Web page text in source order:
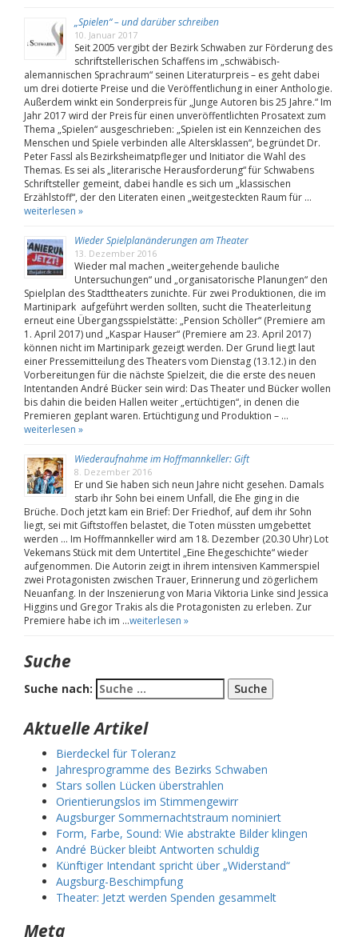
„Spielen“ – und darüber schreiben
10. Januar 2017
Seit 2005 vergibt der Bezirk Schwaben zur Förderung des
schriftstellerischen Schaffens im „schwäbisch-
alemannischen Sprachraum“ seinen Literaturpreis – es geht dabei
um drei dotierte Preise und die Veröffentlichung in einer Anthologie.
Außerdem winkt ein Sonderpreis für „Junge Autoren bis 25 Jahre.“ Im
Jahr 2017 wird der Preis für einen unveröffentlichten Prosatext zum
Thema „Spielen“ ausgeschrieben: „Spielen ist ein Kennzeichen des
Menschen und Spiele verbinden alle Altersklassen“, begründet Dr.
Peter Fassl als Bezirksheimatpfleger und Initiator die Wahl des
Themas. Es sei als „literarische Herausforderung“ für Schwabens
Schriftsteller gemeint, dabei handle es sich um „klassischen
Erzählstoff“, der den Literaten einen „weitgesteckten Raum für …
weiterlesen »
Wieder Spielplanänderungen am Theater
13. Dezember 2016
Wieder mal machen „weitergehende bauliche
Untersuchungen“ und „organisatorische Planungen“ den
Spielplan des Stadttheaters zunichte. Für zwei Produktionen, die im
Martinipark aufgeführt werden sollten, sucht die Theaterleitung
erneut eine Übergangsspielstätte: „Pension Schöller“ (Premiere am
1. April 2017) und „Kaspar Hauser“ (Premiere am 23. April 2017)
können nicht im Martinipark gezeigt werden. Der Grund liegt laut
einer Pressemitteilung des Theaters vom Dienstag (13.12.) in den
Vorbereitungen für die nächste Spielzeit, die die erste des neuen
Intentanden André Bücker sein wird: Das Theater und Bücker wollen
bis dahin die beiden Hallen weiter „ertüchtigen“, in denen die
Premieren geplant waren. Ertüchtigung und Produktion – …
weiterlesen »
Wiederaufnahme im Hoffmannkeller: Gift
8. Dezember 2016
Er und Sie haben sich neun Jahre nicht gesehen. Damals
starb ihr Sohn bei einem Unfall, die Ehe ging in die
Brüche. Doch jetzt kam ein Brief: Der Friedhof, auf dem ihr Sohn
liegt, sei mit Giftstoffen belastet, die Toten müssten umgebettet
werden … Im Hoffmannkeller wird am 18. Dezember (20.30 Uhr) Lot
Vekemans Stück mit dem Untertitel „Eine Ehegeschichte“ wieder
aufgenommen. Die Autorin zeigt in ihrem intensiven Kammerspiel
zwei Protagonisten zwischen Trauer, Erinnerung und zögerlichem
Neuanfang. In der Inszenierung von Maria Viktoria Linke sind Jessica
Higgins und Gregor Trakis als die Protagonisten zu erleben. Zur
Premiere habe ich im …weiterlesen »
Suche
Suche nach:
Aktuelle Artikel
Bierdeckel für Toleranz
Jahresprogramme des Bezirks Schwaben
Stars sollen Lücken überstrahlen
Orientierungslos im Stimmengewirr
Augsburger Sommernachtstraum nominiert
Form, Farbe, Sound: Wie abstrakte Bilder klingen
André Bücker bleibt Antworten schuldig
Künftiger Intendant spricht über „Widerstand“
Augsburg-Beschimpfung
Theater: Jetzt werden Spenden gesammelt
Meta